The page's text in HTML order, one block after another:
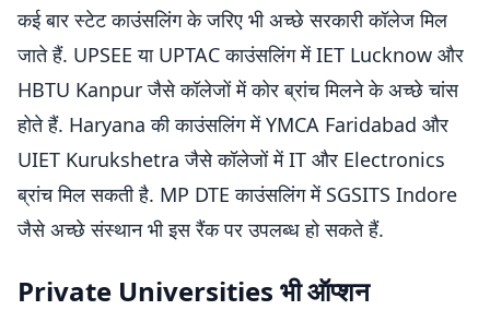
कई बार स्टेट काउंसलिंग के जरिए भी अच्छे सरकारी कॉलेज मिल
जाते हैं. UPSEE या UPTAC काउंसलिंग में IET Lucknow और
HBTU Kanpur जैसे कॉलेजों में कोर ब्रांच मिलने के अच्छे चांस
होते हैं. Haryana की काउंसलिंग में YMCA Faridabad और
UIET Kurukshetra जैसे कॉलेजों में IT और Electronics
ब्रांच मिल सकती है. MP DTE काउंसलिंग में SGSITS Indore
जैसे अच्छे संस्थान भी इस रैंक पर उपलब्ध हो सकते हैं.
Private Universities भी ऑप्शन